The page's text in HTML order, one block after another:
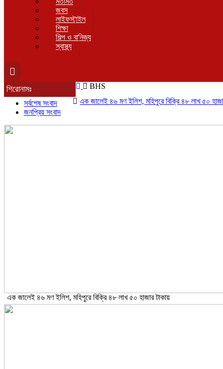
জবস
লাইফস্টাইল
শিক্ষা
শিল্প ও বানিজ্য
স্বাস্থ্য
শিরোনামঃ
এক জালেই ৪৬ মণ ইলিশ, মহিপুরে বিক্রি ৪৮ লাখ ৫০ হাজার টাকায়
BHS
সর্বশেষ সংবাদ
জনপ্রিয় সংবাদ
এক জালেই ৪৬ মণ ইলিশ, মহিপুরে বিক্রি ৪৮ লাখ ৫০ হাজার টাকায়